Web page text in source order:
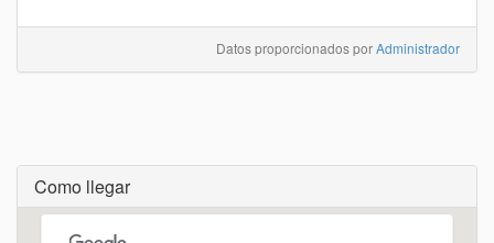
Datos proporcionados porAdministrador
Como llegar
Cargando...